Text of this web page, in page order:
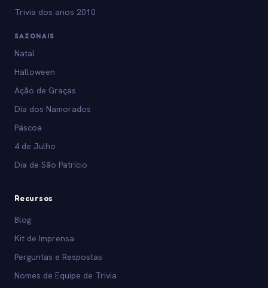
Trivia dos anos 2010
SAZONAIS
Natal
Halloween
Ação de Graças
Dia dos Namorados
Páscoa
4 de Julho
Dia de São Patrício
Recursos
Blog
Kit de Imprensa
Perguntas e Respostas
Nomes de Equipe de Trivia